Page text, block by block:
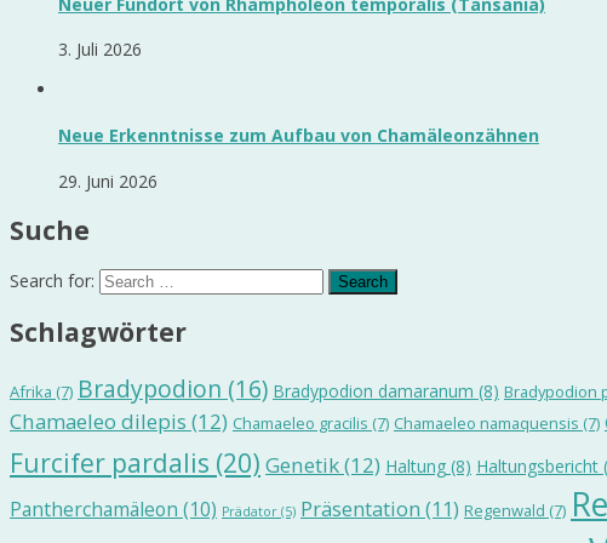
3. Juli 2026
Neue Erkenntnisse zum Aufbau von Chamäleonzähnen
29. Juni 2026
Suche
Search for:
Schlagwörter
Afrika (7) Bradypodion (16) Bradypodion damaranum (8) Bradypodion
Chamaeleo dilepis (12) Chamaeleo gracilis (7) Chamaeleo namaquensis (7)
Furcifer pardalis (20) Genetik(12) Haltung (8) Haltungsbericht
Pantherchamäleon (10) Prädator (5) Präsentation (11) Regenwald (7)